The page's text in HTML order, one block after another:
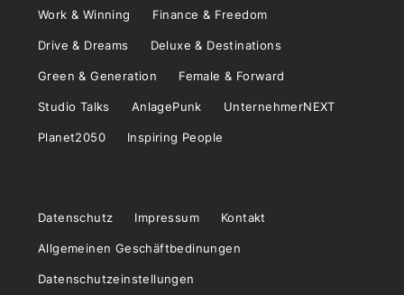
Work & Winning Finance & Freedom
Drive & Dreams Deluxe & Destinations
Green & Generation Female & Forward
Studio Talks AnlagePunk UnternehmerNEXT
Planet2050 Inspiring People
Datenschutz Impressum Kontakt
Allgemeinen Geschäftbedinungen
Datenschutzeinstellungen